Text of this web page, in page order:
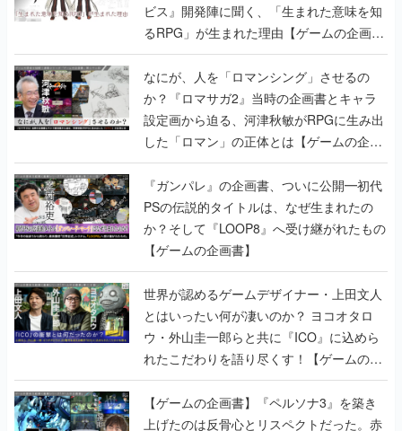
ビス』開発陣に聞く、「生まれた意味を知
るRPG」が生まれた理由【ゲームの企画
書】
なにが、人を「ロマンシング」させるの
か？『ロマサガ2』当時の企画書とキャラ
設定画から迫る、河津秋敏がRPGに生み出
した「ロマン」の正体とは【ゲームの企画
書】
『ガンパレ』の企画書、ついに公開━初代
PSの伝説的タイトルは、なぜ生まれたの
か？そして『LOOP8』へ受け継がれたもの
【ゲームの企画書】
世界が認めるゲームデザイナー・上田文人
とはいったい何が凄いのか？ ヨコオタロ
ウ・外山圭一郎らと共に『ICO』に込めら
れたこだわりを語り尽くす！【ゲームの企
画書】
【ゲームの企画書】『ペルソナ3』を築き
上げたのは反骨心とリスペクトだった。赤